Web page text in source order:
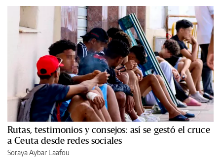
Rutas, testimonios y consejos: así se gestó el cruce
a Ceuta desde redes sociales
Soraya Aybar Laafou